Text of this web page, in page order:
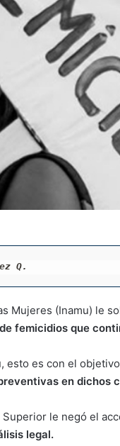
Q.
Mujeres (Inamu) le
femicidios que
esto es con el
en dichos
le negó el
legal.